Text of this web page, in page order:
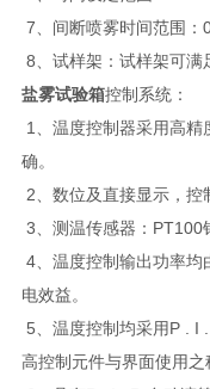
7、间断喷雾时间范围：
8、试样架：试样架可满
盐雾试验箱控制系统：
1、温度控制器采用高
确。
2、数位及直接显示，控
3、测温传感器：PT100
4、温度控制输出功率均
电效益。
5、温度控制均采用P . I
高控制元件与界面使用之